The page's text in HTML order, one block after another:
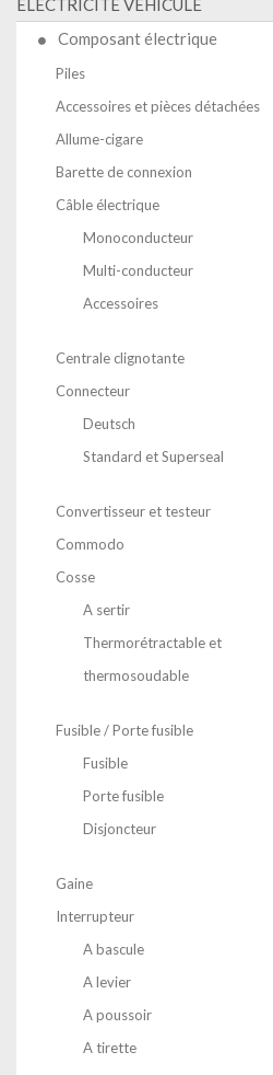
ELECTRICITÉ VÉHICULE
Composant électrique
Piles
Accessoires et pièces détachées
Allume-cigare
Barette de connexion
Câble électrique
Monoconducteur
Multi-conducteur
Accessoires
Centrale clignotante
Connecteur
Deutsch
Standard et Superseal
Convertisseur et testeur
Commodo
Cosse
A sertir
Thermorétractable et
thermosoudable
Fusible / Porte fusible
Fusible
Porte fusible
Disjoncteur
Gaine
Interrupteur
A bascule
A levier
A poussoir
A tirette